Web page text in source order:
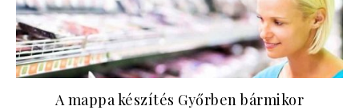
A mappa készítés Győrben bármikor